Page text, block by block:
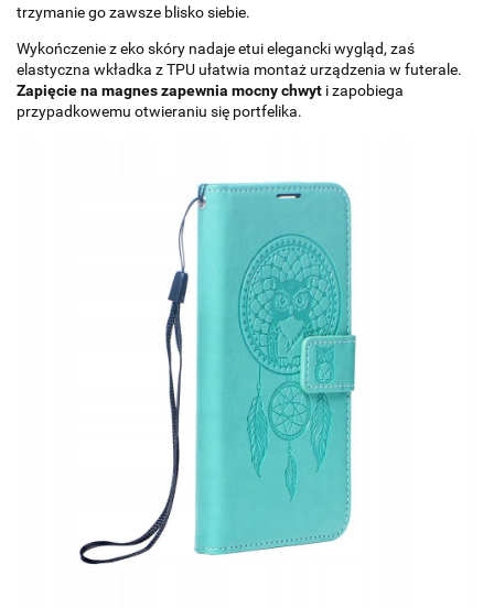
trzymanie go zawsze blisko siebie.
Wykończenie z eko skóry nadaje etui elegancki wygląd, zaś
elastyczna wkładka z TPU ułatwia montaż urządzenia w futerale.
Zapięcie na magnes zapewnia mocny chwyt i zapobiega
przypadkowemu otwieraniu się portfelika.